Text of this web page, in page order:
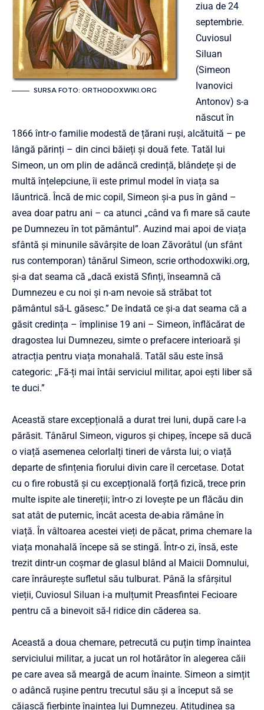
SURSA FOTO: ORTHODOXWIKI.ORG
ziua de 24
septembrie.
Cuviosul
Siluan
(Simeon
Ivanovici
Antonov) s-a
născut în
1866 într-o familie modestă de țărani ruși, alcătuită – pe
lângă părinți – din cinci băieți și două fete. Tatăl lui
Simeon, un om plin de adâncă credință, blândețe și de
multă înțelepciune, îi este primul model în viața sa
lăuntrică. Încă de mic copil, Simeon și-a pus în gând –
avea doar patru ani – ca atunci „când va fi mare să caute
pe Dumnezeu în tot pământul”. Auzind mai apoi de viața
sfântă și minunile săvârșite de Ioan Zăvorâtul (un sfânt
rus contemporan) tânărul Simeon, scrie orthodoxwiki.org,
și-a dat seama că „dacă există Sfinți, înseamnă că
Dumnezeu e cu noi și n-am nevoie să străbat tot
pământul să-L găsesc.” De îndată ce și-a dat seama că a
găsit credința – împlinise 19 ani – Simeon, înflăcărat de
dragostea lui Dumnezeu, simte o prefacere interioară și
atracția pentru viața monahală. Tatăl său este însă
categoric: „Fă-ți mai întâi serviciul militar, apoi ești liber să
te duci.”
Această stare excepțională a durat trei luni, după care l-a
părăsit. Tânărul Simeon, viguros și chipeș, începe să ducă
o viață asemenea celorlalți tineri de vârsta lui; o viață
departe de sfințenia fiorului divin care îl cercetase. Dotat
cu o fire robustă și cu excepțională forță fizică, trece prin
multe ispite ale tinereții; într-o zi lovește pe un flăcău din
sat atât de puternic, încât acesta de-abia rămâne în
viață. În vâltoarea acestei vieți de păcat, prima chemare la
viața monahală începe să se stingă. Într-o zi, însă, este
trezit dintr-un coșmar de glasul blând al Maicii Domnului,
care înrâurește sufletul său tulburat. Până la sfârșitul
vieții, Cuviosul Siluan i-a mulțumit Preasfintei Fecioare
pentru că a binevoit să-l ridice din căderea sa.
Această a doua chemare, petrecută cu puțin timp înaintea
serviciului militar, a jucat un rol hotărâtor în alegerea căii
pe care avea să meargă de acum înainte. Simeon a simțit
o adâncă rușine pentru trecutul său și a început să se
căiască fierbinte înaintea lui Dumnezeu. Atitudinea sa